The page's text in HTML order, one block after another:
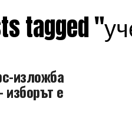
tagged
изложба
е